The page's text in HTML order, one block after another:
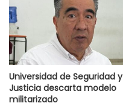
Universidad de Seguridad y
Justicia descarta modelo
militarizado